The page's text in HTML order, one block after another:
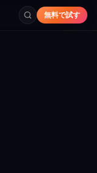
無料で試す